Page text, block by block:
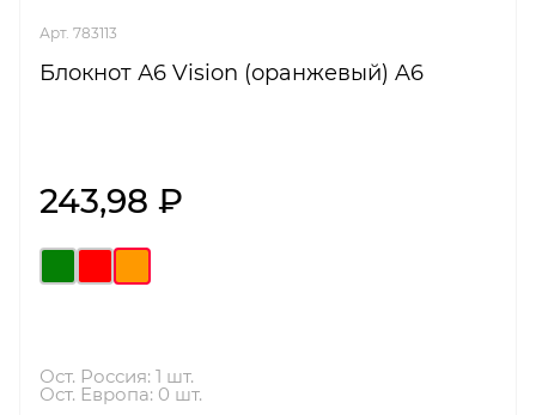
Арт. 783113
Блокнот А6 Vision (оранжевый) A6
243,98 ₽
Ост. Россия: 1 шт.
Ост. Европа: 0 шт.